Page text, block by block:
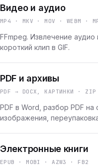
Видео и аудио
MP4 · MKV · MOV · WEBM ·
FFmpeg. Извлечение аудио
короткий клип в GIF.
PDF и архивы
PDF → DOCX, КАРТИНКИ ·
PDF в Word, разбор PDF на
изображения,
Электронные книги
EPUB · MOBI · AZW3 · FB2